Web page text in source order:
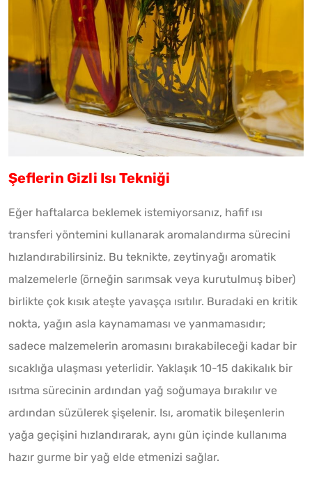
Şeflerin Gizli Isı Tekniği
Eğer haftalarca beklemek istemiyorsanız, hafif ısı
transferi yöntemini kullanarak aromalandırma sürecini
hızlandırabilirsiniz. Bu teknikte, zeytinyağı aromatik
malzemelerle (örneğin sarımsak veya kurutulmuş biber)
birlikte çok kısık ateşte yavaşça ısıtılır. Buradaki en kritik
nokta, yağın asla kaynamaması ve yanmamasıdır;
sadece malzemelerin aromasını bırakabileceği kadar bir
sıcaklığa ulaşması yeterlidir. Yaklaşık 10-15 dakikalık bir
ısıtma sürecinin ardından yağ soğumaya bırakılır ve
ardından süzülerek şişelenir. Isı, aromatik bileşenlerin
yağa geçişini hızlandırarak, aynı gün içinde kullanıma
hazır gurme bir yağ elde etmenizi sağlar.